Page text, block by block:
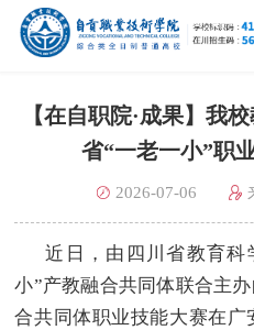
【在自职院·成果】我
省“一老一小”职
2026-07-06
近日，由四川省教育科
小”产教融合共同体联合主
合共同体职业技能大赛在广